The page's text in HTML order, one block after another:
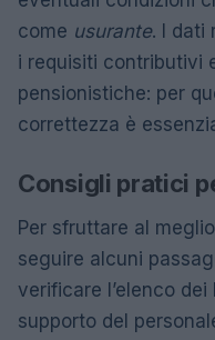
come usurante. I dati
i requisiti contributivi
pensionistiche: per
correttezza è
Consigli pratici
Per sfruttare al
seguire alcuni
verificare l’elenco
supporto del